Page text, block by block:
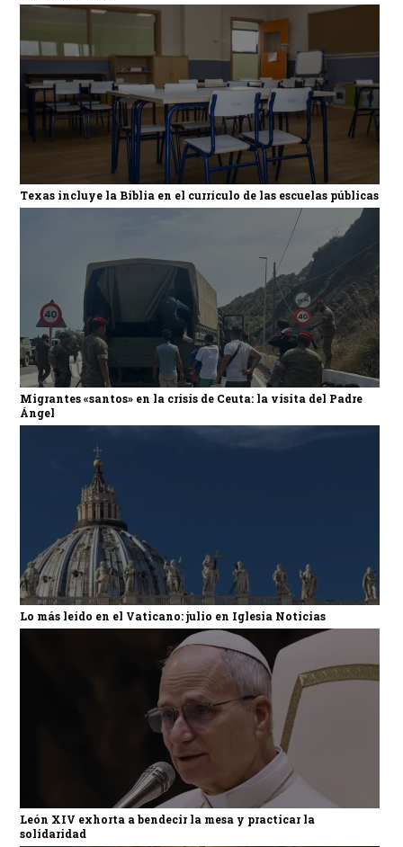
Texas incluye la Biblia en el currículo de las escuelas públicas
Migrantes «santos» en la crisis de Ceuta: la visita del Padre
Ángel
Lo más leído en el Vaticano: julio en Iglesia Noticias
León XIV exhorta a bendecir la mesa y practicar la
solidaridad